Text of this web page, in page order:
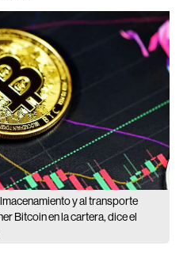
y al transporte
Bitcoin en la cartera, dice el